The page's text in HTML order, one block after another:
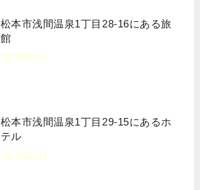
松本市浅間温泉1丁目28-16にある旅
館
[宿泊施設]
松本市浅間温泉1丁目29-15にあるホ
テル
[宿泊施設]